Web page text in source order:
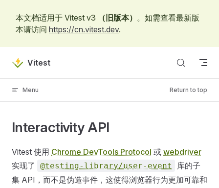
本文档适用于 Vitest v3 （旧版本） 。如需查看最新版
本请访问 https://cn.vitest.dev.
Skip to content
Vitest
Menu Return to top
Interactivity API
Vitest 使用 Chrome DevTools Protocol 或 webdriver
实现了
@testing-library/user-event
库的子
集 API，而不是伪造事件，这使得浏览器行为更加可靠和